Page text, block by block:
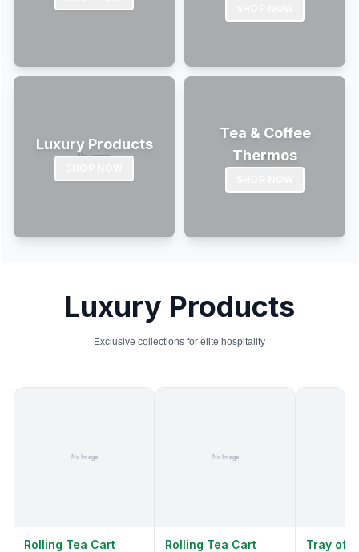
Luxury Products
Tea & Coffee
Thermos
Luxury Products
Exclusive collections for elite hospitality
Rolling Tea Cart Rolling Tea Cart Tray of